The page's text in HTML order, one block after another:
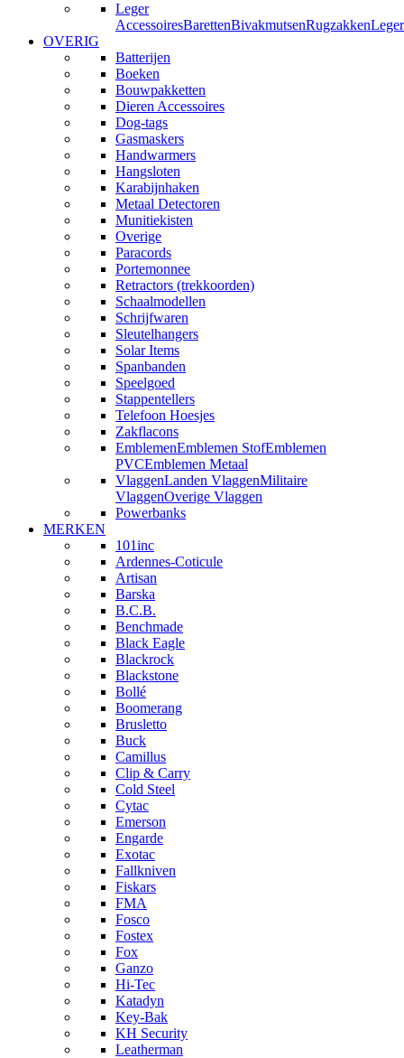
Leger
AccessoiresBarettenBivakmutsenRugzakken
OVERIG
Batterijen
Boeken
Bouwpakketten
Dieren Accessoires
Dog-tags
Gasmaskers
Handwarmers
Hangsloten
Karabijnhaken
Metaal Detectoren
Munitiekisten
Overige
Paracords
Portemonnee
Retractors (trekkoorden)
Schaalmodellen
Schrijfwaren
Sleutelhangers
Solar Items
Spanbanden
Speelgoed
Stappentellers
Telefoon Hoesjes
Zakflacons
EmblemenEmblemen StofEmblemen
PVCEmblemen Metaal
VlaggenLanden VlaggenMilitaire
VlaggenOverige Vlaggen
Powerbanks
MERKEN
101inc
Ardennes-Coticule
Artisan
Barska
B.C.B.
Benchmade
Black Eagle
Blackrock
Blackstone
Bollé
Boomerang
Brusletto
Buck
Camillus
Clip & Carry
Cold Steel
Cytac
Emerson
Engarde
Exotac
Fallkniven
Fiskars
FMA
Fosco
Fostex
Fox
Ganzo
Hi-Tec
Katadyn
Key-Bak
KH Security
Leatherman